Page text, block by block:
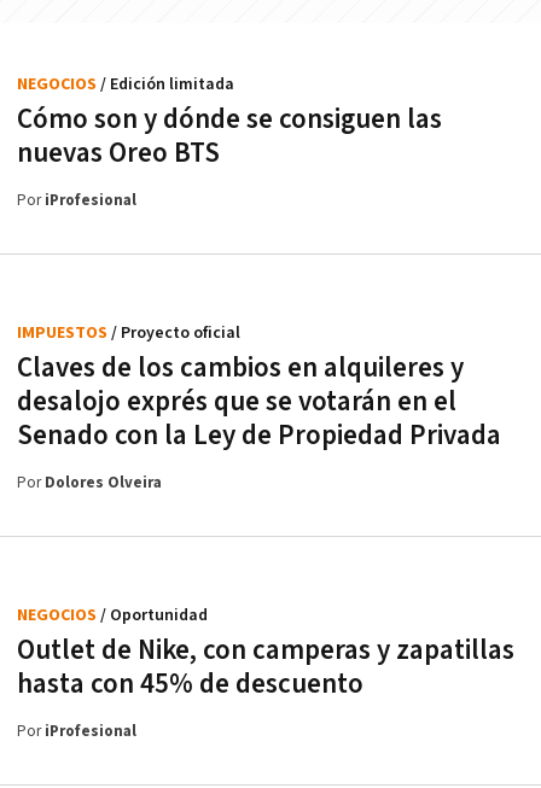
Cómo son y dónde se consiguen las
nuevas Oreo BTS
NEGOCIOS / Edición limitada
PoriProfesional
Claves de los cambios en alquileres y
desalojo exprés que se votarán en el
Senado con la Ley de Propiedad Privada
IMPUESTOS / Proyecto oficial
PorDolores Olveira
Outlet de Nike, con camperas y zapatillas
hasta con 45% de descuento
NEGOCIOS / Oportunidad
PoriProfesional